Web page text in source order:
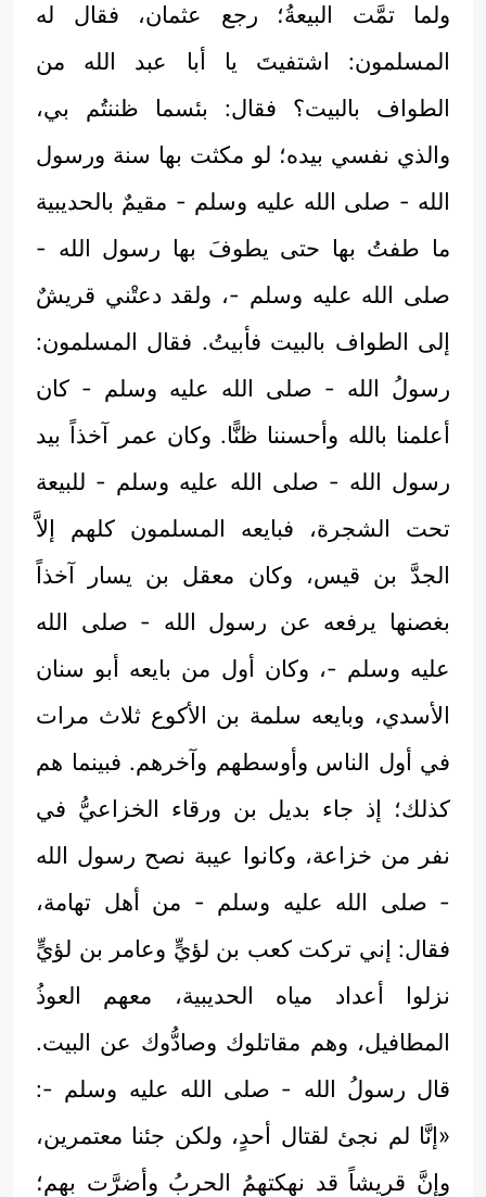
ولما تمَّت البيعةُ؛ رجع عثمان، فقال له
المسلمون: اشتفيتَ يا أبا عبد الله من
الطواف بالبيت؟ فقال: بئسما ظننتُم بي،
والذي نفسي بيده؛ لو مكثت بها سنة ورسول
الله - صلى الله عليه وسلم - مقيمٌ بالحديبية
ما طفتُ بها حتى يطوفَ بها رسول الله -
صلى الله عليه وسلم -، ولقد دعتْني قريشٌ
إلى الطواف بالبيت فأبيتُ. فقال المسلمون:
رسولُ الله - صلى الله عليه وسلم - كان
أعلمنا بالله وأحسننا ظنًّا. وكان عمر آخذاً بيد
رسول الله - صلى الله عليه وسلم - للبيعة
تحت الشجرة، فبايعه المسلمون كلهم إلاَّ
الجدَّ بن قيس، وكان معقل بن يسار آخذاً
بغصنها يرفعه عن رسول الله - صلى الله
عليه وسلم -، وكان أول من بايعه أبو سنان
الأسدي، وبايعه سلمة بن الأكوع ثلاث مرات
في أول الناس وأوسطهم وآخرهم. فبينما هم
كذلك؛ إذ جاء بديل بن ورقاء الخزاعيُّ في
نفر من خزاعة، وكانوا عيبة نصح رسول الله
- صلى الله عليه وسلم - من أهل تهامة،
فقال: إني تركت كعب بن لؤيٍّ وعامر بن لؤيٍّ
نزلوا أعداد مياه الحديبية، معهم العوذُ
المطافيل، وهم مقاتلوك وصادُّوك عن البيت.
قال رسولُ الله - صلى الله عليه وسلم -:
«إنَّا لم نجئ لقتال أحدٍ، ولكن جئنا معتمرين،
وإنَّ قريشاً قد نهكتهمُ الحربُ وأضرَّت بهم؛